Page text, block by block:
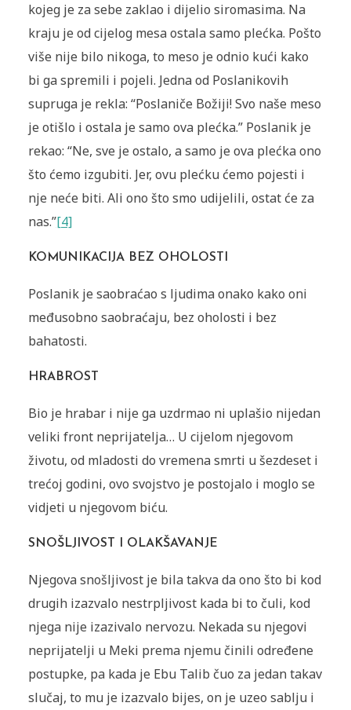
kojeg je za sebe zaklao i dijelio siromasima. Na
kraju je od cijelog mesa ostala samo plećka. Pošto
više nije bilo nikoga, to meso je odnio kući kako
bi ga spremili i pojeli. Jedna od Poslanikovih
supruga je rekla: “Poslaniče Božiji! Svo naše meso
je otišlo i ostala je samo ova plećka.” Poslanik je
rekao: “Ne, sve je ostalo, a samo je ova plećka ono
što ćemo izgubiti. Jer, ovu plećku ćemo pojesti i
nje neće biti. Ali ono što smo udijelili, ostat će za
nas.”[4]
KOMUNIKACIJA BEZ OHOLOSTI
Poslanik je saobraćao s ljudima onako kako oni
međusobno saobraćaju, bez oholosti i bez
bahatosti.
HRABROST
Bio je hrabar i nije ga uzdrmao ni uplašio nijedan
veliki front neprijatelja… U cijelom njegovom
životu, od mladosti do vremena smrti u šezdeset i
trećoj godini, ovo svojstvo je postojalo i moglo se
vidjeti u njegovom biću.
SNOŠLJIVOST I OLAKŠAVANJE
Njegova snošljivost je bila takva da ono što bi kod
drugih izazvalo nestrpljivost kada bi to čuli, kod
njega nije izazivalo nervozu. Nekada su njegovi
neprijatelji u Meki prema njemu činili određene
postupke, pa kada je Ebu Talib čuo za jedan takav
slučaj, to mu je izazvalo bijes, on je uzeo sablju i